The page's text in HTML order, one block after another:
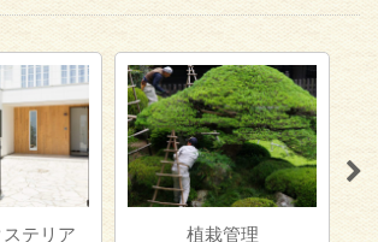
テリア 植栽管理